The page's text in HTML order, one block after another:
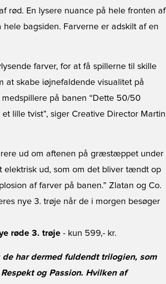
rød. En lysere nuance på hele fronten af
bagsiden. Farverne er adskilt af en
farver, for at få spillerne til skille
at skabe iøjnefaldende visualitet på
på banen “Dette 50/50
lille tvist”, siger Creative Director Martin
ud om aftenen på græstæppet under
elektrisk ud, som om det bliver tændt op
af farver på banen.” Zlatan og Co.
nye 3. trøje når de i morgen besøger
røde 3. trøje - kun 599,- kr.
har dermed fuldendt trilogien, som
og Passion. Hvilken af